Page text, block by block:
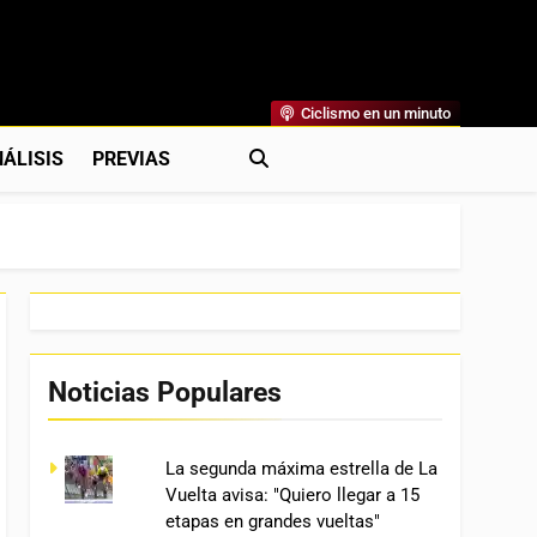
Previas Y Más. La Web Ciclista De Referencia.
Ciclismo en un minuto
PREVIAS
Noticias Populares
La segunda máxima estrella de La
Vuelta avisa: "Quiero llegar a 15
etapas en grandes vueltas"